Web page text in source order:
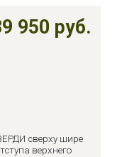
950 руб.
сверху шире
верхнего